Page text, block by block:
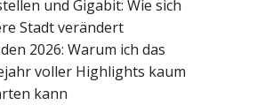
und Gigabit: Wie sich
Stadt verändert
2026: Warum ich das
voller Highlights kaum
kann